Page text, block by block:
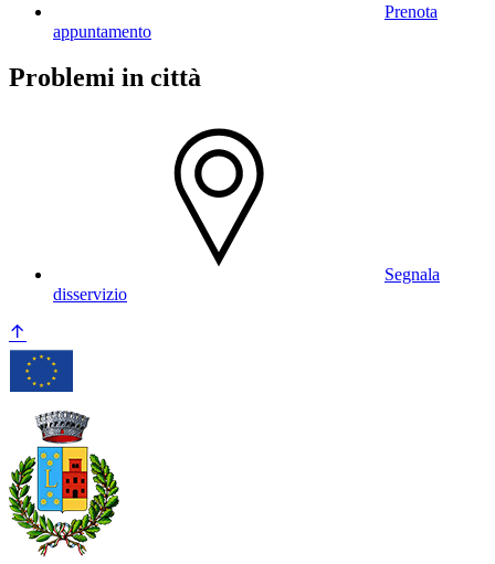
Prenota
appuntamento
Problemi in città
Segnala
disservizio